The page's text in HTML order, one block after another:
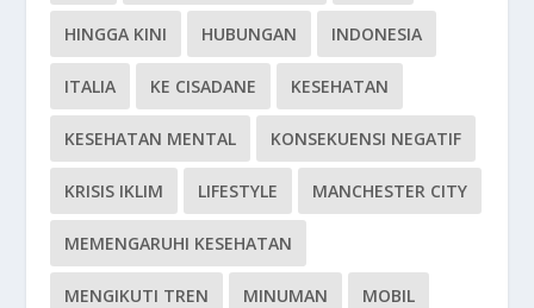
HINGGA KINI HUBUNGAN INDONESIA
ITALIA KE CISADANE KESEHATAN
KESEHATAN MENTAL KONSEKUENSI NEGATIF
KRISIS IKLIM LIFESTYLE MANCHESTER CITY
MEMENGARUHI KESEHATAN
MENGIKUTI TREN MINUMAN MOBIL